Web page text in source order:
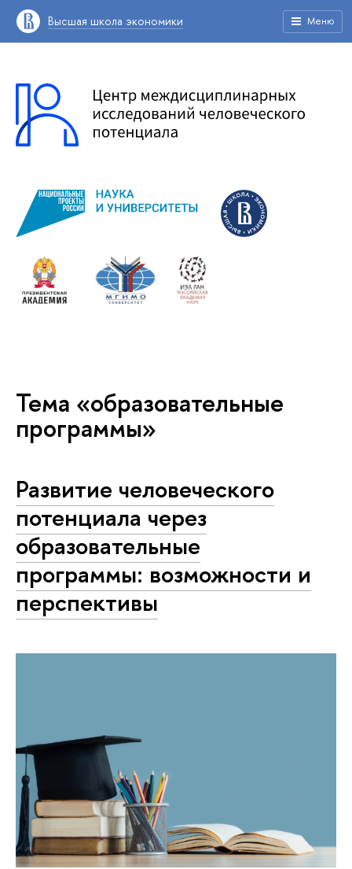
Высшая школа экономики Меню
Тема «образовательные
программы»
Развитие человеческого
потенциала через
образовательные
программы: возможности и
перспективы